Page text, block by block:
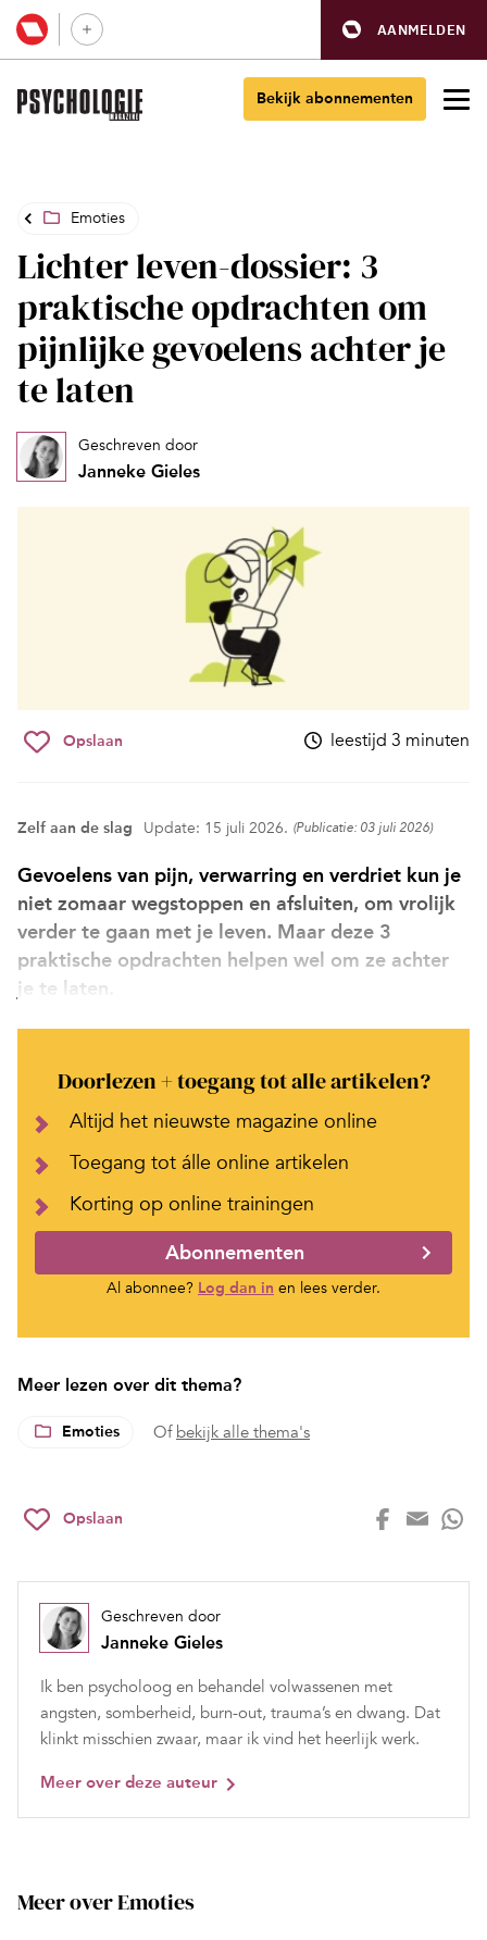
AANMELDEN
Bekijk abonnementen
Emoties
Lichter leven-dossier: 3
praktische opdrachten om
pijnlijke gevoelens achter je
te laten
Geschreven door
Janneke Gieles
Opslaan leestijd 3 minuten
Zelf aan de slag Update: 15 juli 2026. (Publicatie: 03 juli 2026)
Gevoelens van pijn, verwarring en verdriet kun je
niet zomaar wegstoppen en afsluiten, om vrolijk
verder te gaan met je leven. Maar deze 3
praktische opdrachten helpen wel om ze achter
je te laten.
Doorlezen + toegang tot alle artikelen?
Altijd het nieuwste magazine online
Toegang tot álle online artikelen
Korting op online trainingen
Abonnementen
Al abonnee? Log dan in en lees verder.
Meer lezen over dit thema?
Emoties Of bekijk alle thema's
Opslaan
Geschreven door
Janneke Gieles
Ik ben psycholoog en behandel volwassenen met
angsten, somberheid, burn-out, trauma’s en dwang. Dat
klinkt misschien zwaar, maar ik vind het heerlijk werk.
Meer over deze auteur
Meer over Emoties